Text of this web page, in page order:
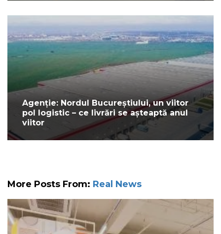
Agenție: Nordul Bucureștiului, un viitor
pol logistic – ce livrări se așteaptă anul
viitor
More Posts From: Real News